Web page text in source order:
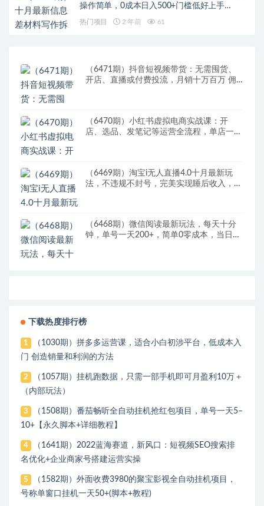
操作简单，0成本日入500+门槛低好上手…
热门项目 2 年前 61
（6471期）抖音短视频带货：无需囤货、
开店、直播或付费投流，月销十万百万 佣
（6470期）小红书虚拟电商实战课：开
店、选品、发笔记等运营全流程，单店一天
（6469期）淘宝i无人直播4.0十月最新玩
法，不违规不封号，完美实现睡后收入，日
（6468期）微信阅读最新玩法，每天十分
钟，单号一天200+，简单0零成本，当日提
下载热度排行榜
1
（1030期）拼多多运营课，适合小白初涉平台，低成本入
门 创造销量和利润的方法
2
（1057期）挂机跑数据，只需一部手机即可月盈利10万＋
（内部玩法）
3
（1508期）番茄畅听全自动挂机抢红包项目，单号一天5–
10+【永久脚本+详细教程】
4
（1641期）2022蓝海赛道，新风口：短视频SEO搜索排
名优化+企业商家号搭建运营实操
5
（1582期）外面收费3980的聚宝影视全自动挂机项目，
号称单窗口挂机一天50+(脚本+教程)